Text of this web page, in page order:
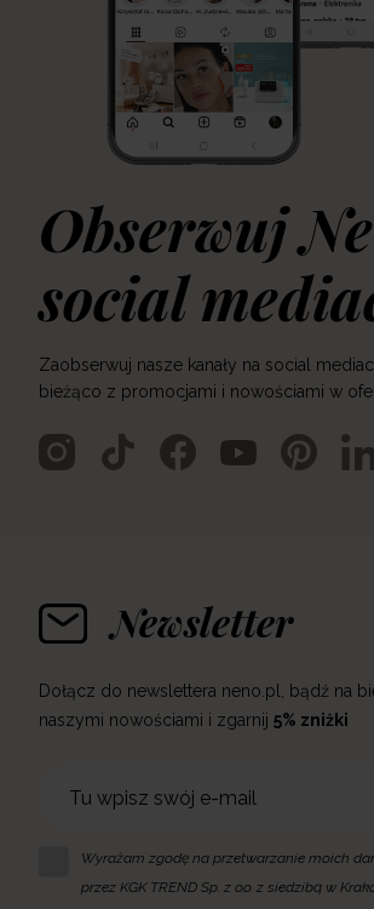
Obserwuj
social
Zaobserwuj nasze kanały na social
bieżąco z promocjami i nowościami w
Newsletter
Dołącz do newslettera neno.pl, bądź na
naszymi nowościami i zgarnij 5% zniżki
Wyrażam zgodę na przetwarzanie moich
przez KGK TREND Sp. z o.o. z siedzibą w